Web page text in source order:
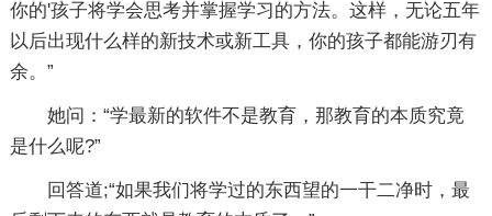
你的'孩子将学会思考并掌握学习的方法。这样，无论五年
以后出现什么样的新技术或新工具，你的孩子都能游刃有
余。”
她问：“学最新的软件不是教育，那教育的本质究竟
是什么呢?”
回答道;“如果我们将学过的东西望的一干二净时，最